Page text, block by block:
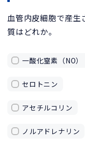
血管内皮細胞で産生
質はどれか。
一酸化窒素（NO）
セロトニン
アセチルコリン
ノルアドレナリン